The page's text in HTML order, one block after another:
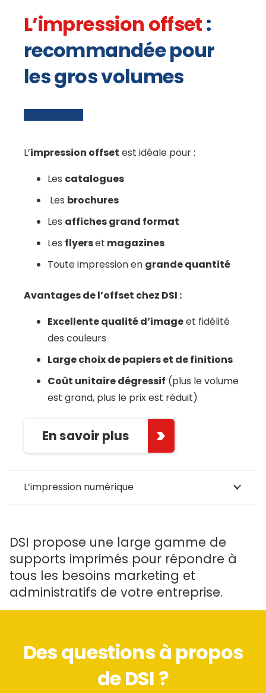
L’impression offset:
recommandée pour
les gros volumes
L’impression offset est idéale pour :
Les catalogues
Les brochures
Les affiches grand format
Les flyerset magazines
Toute impression en grande quantité
Avantages de l’offset chez DSI :
Excellente qualité d’imageet fidélité
des couleurs
Large choix de papiers et de finitions
Coût unitaire dégressif (plus le volume
est grand, plus le prix est réduit)
En savoir plus
L’impression numérique
DSI propose une large gamme de
supports imprimés pour répondre à
tous les besoins marketing et
administratifs de votre entreprise.
Des questions à propos
de DSI ?